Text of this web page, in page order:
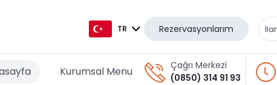
TR Rezervasyonlarım
Kurumsal Menu
Çağrı Merkezi
(0850) 314 91 93